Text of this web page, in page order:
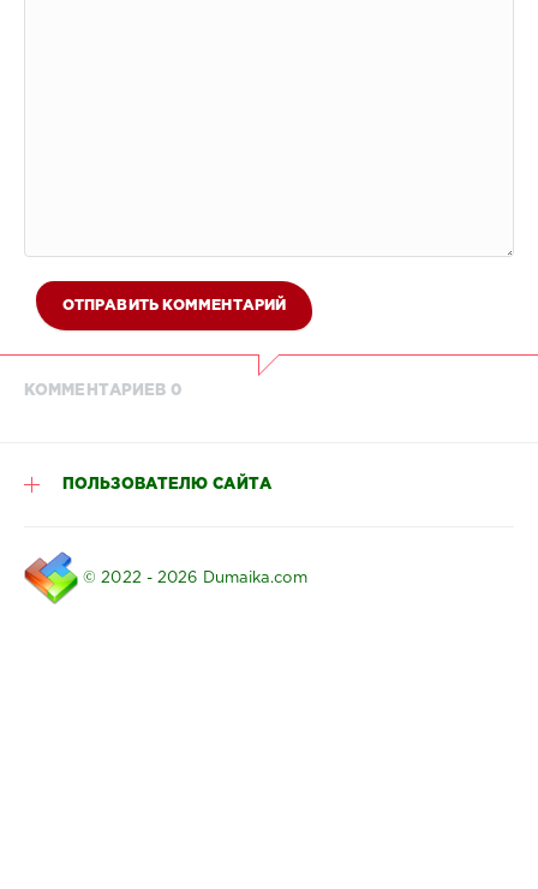
ОТПРАВИТЬ КОММЕНТАРИЙ
КОММЕНТАРИЕВ 0
ПОЛЬЗОВАТЕЛЮ САЙТА
© 2022 - 2026 Dumaika.com